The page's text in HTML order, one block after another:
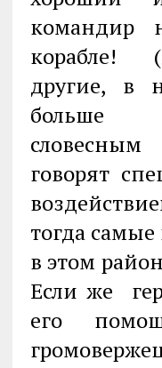
командир
корабле!
другие, в
больше
говорят
тогда
в этом
Если же
его